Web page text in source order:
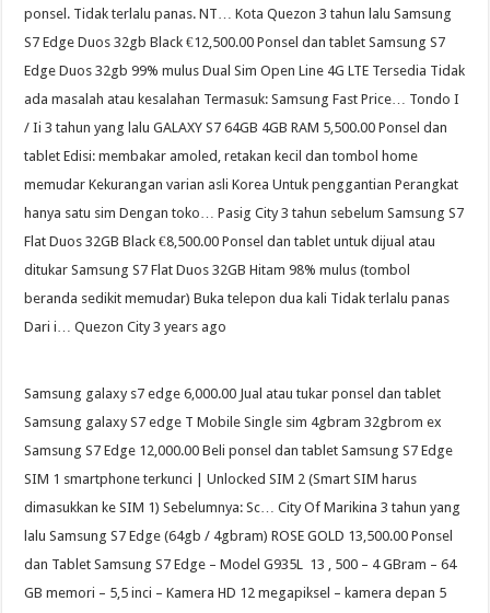
ponsel. Tidak terlalu panas. NT… Kota Quezon 3 tahun lalu Samsung
S7 Edge Duos 32gb Black €12,500.00 Ponsel dan tablet Samsung S7
Edge Duos 32gb 99% mulus Dual Sim Open Line 4G LTE Tersedia Tidak
ada masalah atau kesalahan Termasuk: Samsung Fast Price… Tondo I
/ Ii 3 tahun yang lalu GALAXY S7 64GB 4GB RAM 5,500.00 Ponsel dan
tablet Edisi: membakar amoled, retakan kecil dan tombol home
memudar Kekurangan varian asli Korea Untuk penggantian Perangkat
hanya satu sim Dengan toko… Pasig City 3 tahun sebelum Samsung S7
Flat Duos 32GB Black €8,500.00 Ponsel dan tablet untuk dijual atau
ditukar Samsung S7 Flat Duos 32GB Hitam 98% mulus (tombol
beranda sedikit memudar) Buka telepon dua kali Tidak terlalu panas
Dari i… Quezon City 3 years ago
Samsung galaxy s7 edge 6,000.00 Jual atau tukar ponsel dan tablet
Samsung galaxy S7 edge T Mobile Single sim 4gbram 32gbrom ex
Samsung S7 Edge 12,000.00 Beli ponsel dan tablet Samsung S7 Edge
SIM 1 smartphone terkunci | Unlocked SIM 2 (Smart SIM harus
dimasukkan ke SIM 1) Sebelumnya: Sc… City Of Marikina 3 tahun yang
lalu Samsung S7 Edge (64gb / 4gbram) ROSE GOLD 13,500.00 Ponsel
dan Tablet Samsung S7 Edge – Model G935L ️ 13 , 500 – 4 GBram – 64
GB memori – 5,5 inci – Kamera HD 12 megapiksel – kamera depan 5